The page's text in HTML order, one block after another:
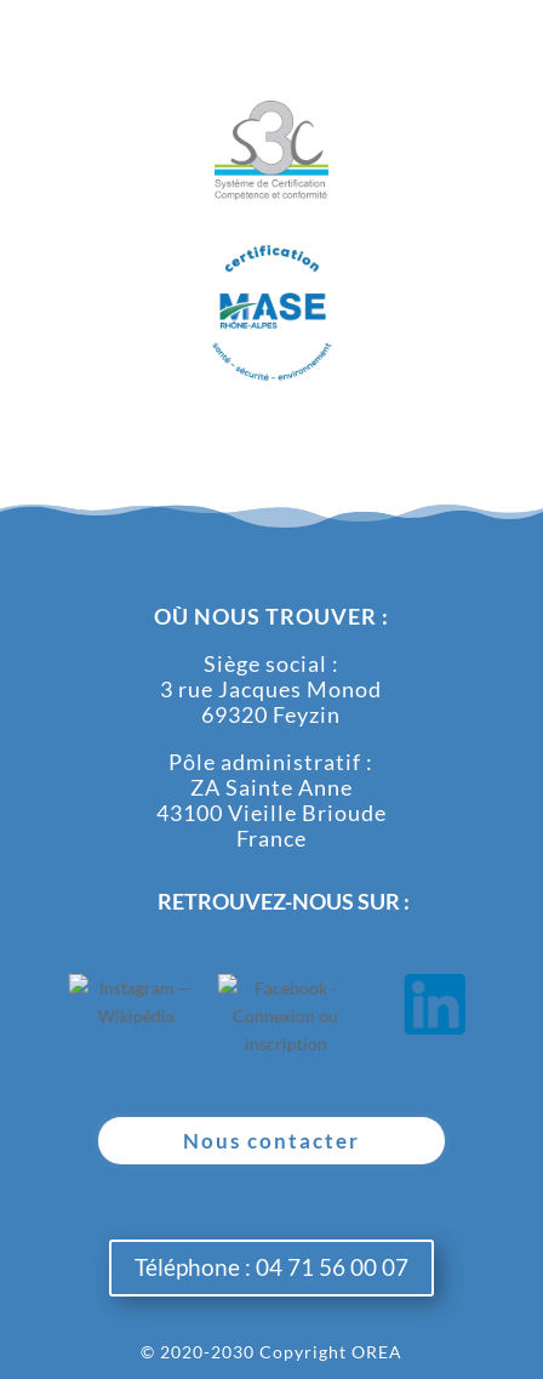
OÙ NOUS TROUVER :
Siège social :
3 rue Jacques Monod
69320 Feyzin
Pôle administratif :
ZA Sainte Anne
43100 Vieille Brioude
France
RETROUVEZ-NOUS SUR :
Nous contacter
Téléphone : 04 71 56 00 07
© 2020-2030 Copyright OREA